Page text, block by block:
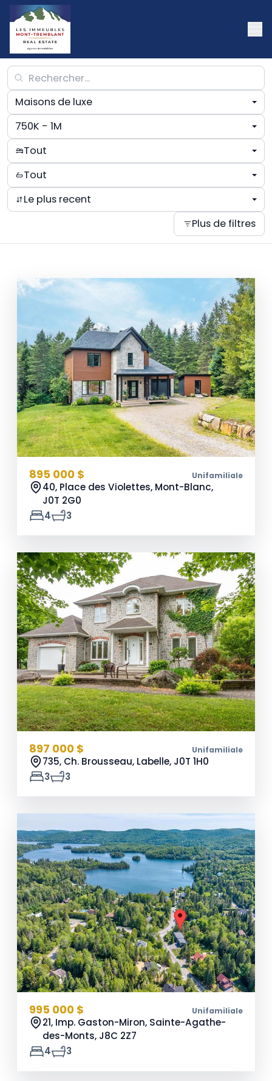
Maisons de luxe
750K - 1M
Tout
Tout
Le plus recent
Plus de filtres
895 000 $ Unifamiliale
40, Place des Violettes, Mont-Blanc,
J0T 2G0
4
3
897 000 $ Unifamiliale
735, Ch. Brousseau, Labelle, J0T 1H0
3
3
995 000 $ Unifamiliale
21, Imp. Gaston-Miron, Sainte-Agathe-
des-Monts, J8C 2Z7
4
3